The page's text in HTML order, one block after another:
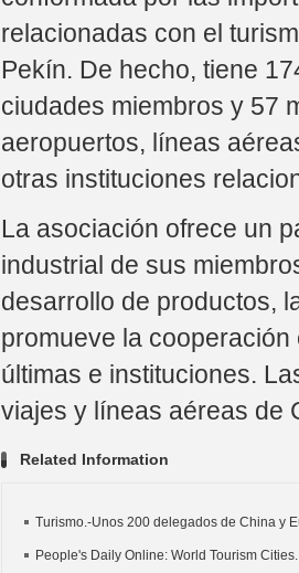
relacionadas con el
Pekín. De hecho, tiene
ciudades miembros y 57
aeropuertos, líneas
otras instituciones
La asociación ofrece un
industrial de sus
desarrollo de productos,
promueve la
últimas e instituciones.
viajes y líneas aéreas de
Related Information
Turismo.-Unos 200 delegados de China y
People's Daily Online: World Tourism